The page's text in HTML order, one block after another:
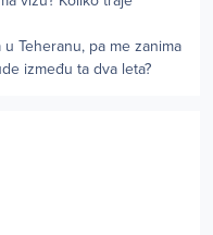
Teheranu, pa me zanima
između ta dva leta?